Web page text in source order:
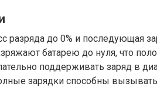
разряда до 0% и последующая
батарею до нуля, что
поддерживать заряд в
зарядки способны